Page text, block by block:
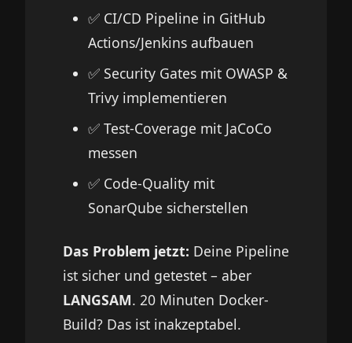
✅ CI/CD Pipeline in GitHub
Actions/Jenkins aufbauen
✅ Security Gates mit OWASP &
Trivy implementieren
✅ Test-Coverage mit JaCoCo
messen
✅ Code-Quality mit
SonarQube sicherstellen
Das Problem jetzt: Deine Pipeline
ist sicher und getestet – aber
LANGSAM. 20 Minuten Docker-
Build? Das ist inakzeptabel.